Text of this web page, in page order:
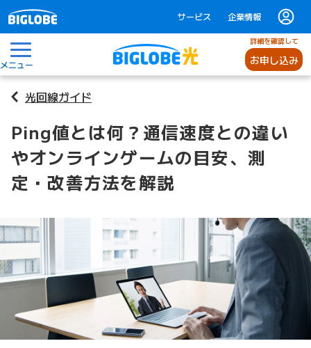
サービス 企業情報
メニュー
詳細を確認して
お申し込み
光回線ガイド
Ping値とは何？通信速度との違い
やオンラインゲームの目安、測
定・改善方法を解説